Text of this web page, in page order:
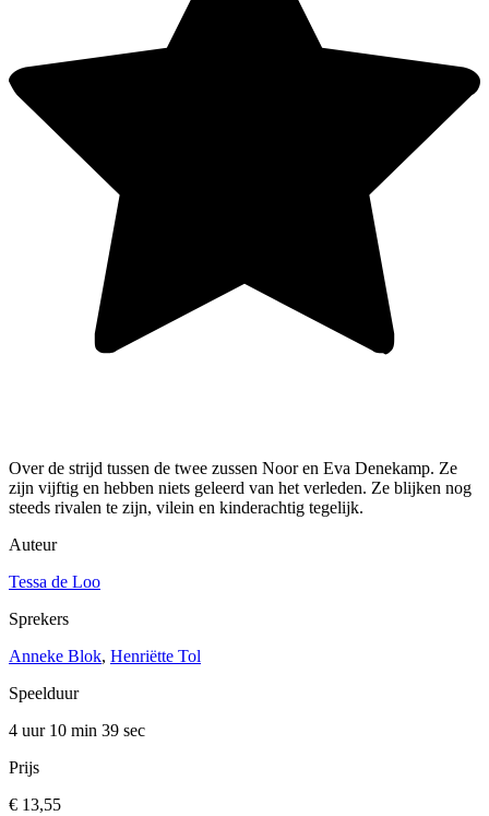
Over de strijd tussen de twee zussen Noor en Eva Denekamp. Ze
zijn vijftig en hebben niets geleerd van het verleden. Ze blijken nog
steeds rivalen te zijn, vilein en kinderachtig tegelijk.
Auteur
Tessa de Loo
Sprekers
Anneke Blok, Henriëtte Tol
Speelduur
4 uur 10 min 39 sec
Prijs
€ 13,55